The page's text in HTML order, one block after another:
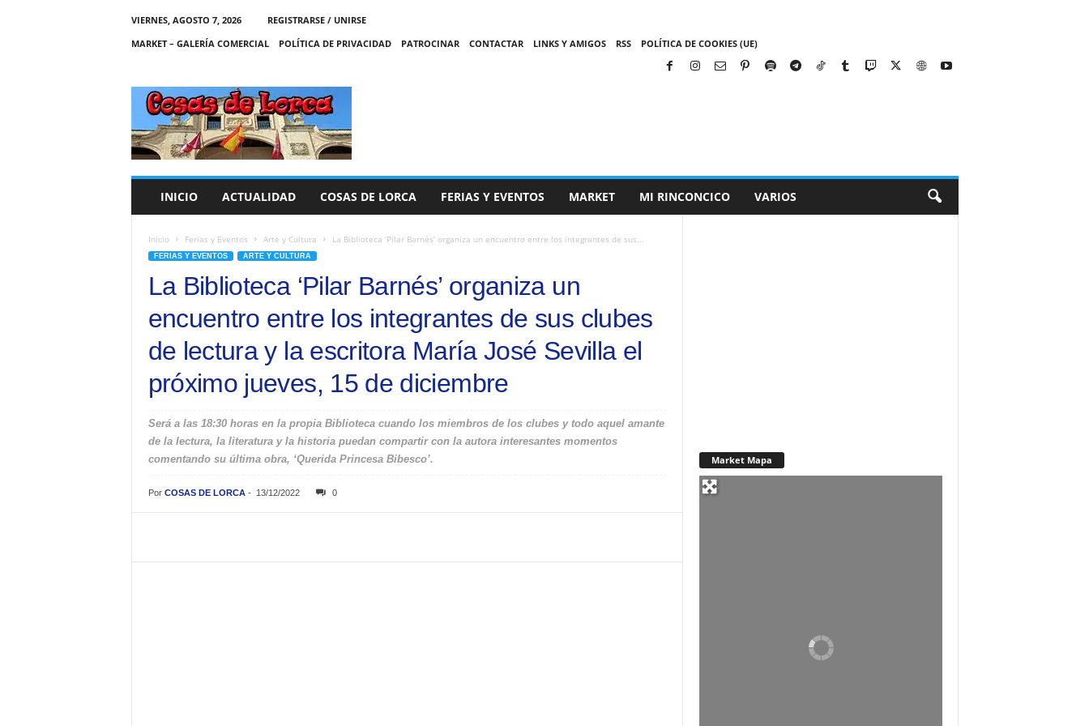
VIERNES, AGOSTO 7, 2026
REGISTRARSE / UNIRSE
MARKET – GALERÍA COMERCIAL
POLÍTICA DE PRIVACIDAD PATROCINAR CONTACTAR LINKS Y AMIGOS RSS POLÍTICA DE COOKIES (UE)
C
A
S
INICIO ACTUALIDAD COSAS DE LORCA FERIAS Y EVENTOS MARKET MI RINCONCICO VARIOS
Inicio Ferias y Eventos Arte y Cultura La Biblioteca ‘Pilar Barnés’ organiza un encuentro entre los integrantes de sus...
FERIAS Y EVENTOS ARTE Y CULTURA
La Biblioteca ‘Pilar Barnés’ organiza un
encuentro entre los integrantes de sus clubes
de lectura y la escritora María José Sevilla el
próximo jueves, 15 de diciembre
Será a las 18:30 horas en la propia Biblioteca cuando los miembros de los clubes y todo aquel amante
de la lectura, la literatura y la historia puedan compartir con la autora interesantes momentos
comentando su última obra, ‘Querida Princesa Bibesco’.
Por COSAS DE LORCA- 13/12/2022 0
Market Mapa